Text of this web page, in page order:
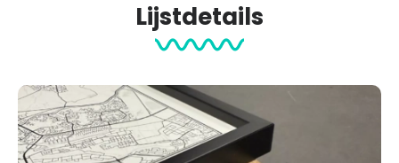
Wil je graag een poster in een ander formaat? Neem
ons op voor de mogelijkheden.
Productcategorieën:
Sport Prints Cadeau na Marathon
Hardloop events
Lijstdetails